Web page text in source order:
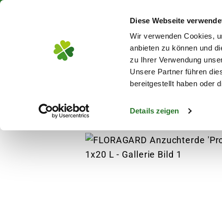
Diese Webseite
Wir verwenden Cookies,
anbieten zu können und
zu Ihrer Verwendung
Unsere Partner führen
bereitgestellt haben oder
Details zeigen
Blumen
Pflanzen Anzucht Jungpflanzen